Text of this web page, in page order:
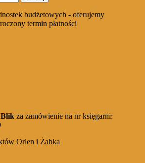
budżetowych - oferujemy
termin płatności
Blik za zamówienie na nr księgarni:
Orlen i Żabka